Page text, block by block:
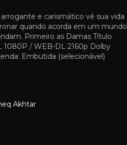
e carismático vê sua vida
quando acorda em um mundo
Primeiro as Damas Título
1080P / WEB-DL 2160p Dolby
Embutida (selecionável)
Akhtar